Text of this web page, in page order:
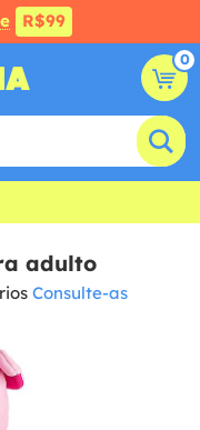
R$99
0
adulto
Consulte-as